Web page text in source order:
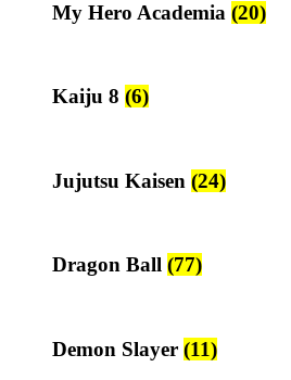
My Hero Academia (20)
Kaiju 8 (6)
Jujutsu Kaisen (24)
Dragon Ball (77)
Demon Slayer (11)